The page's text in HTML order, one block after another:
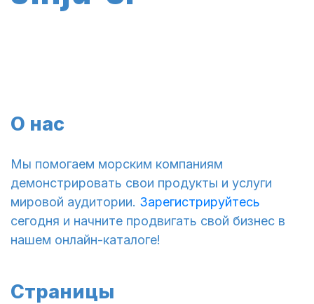
О нас
Мы помогаем морским компаниям
демонстрировать свои продукты и услуги
мировой аудитории. Зарегистрируйтесь
сегодня и начните продвигать свой бизнес в
нашем онлайн-каталоге!
Страницы